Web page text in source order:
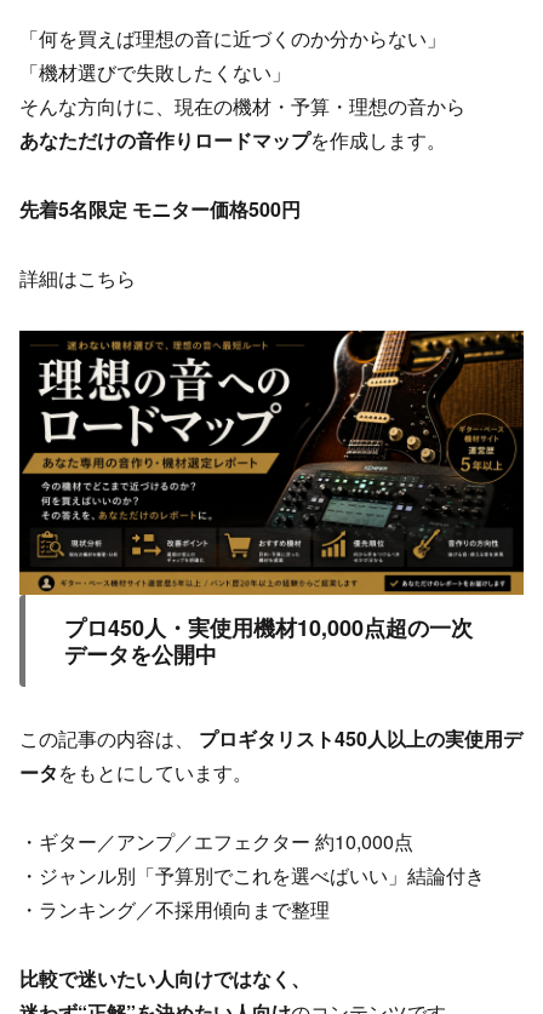
「何を買えば理想の音に近づくのか分からない」
「機材選びで失敗したくない」
そんな方向けに、現在の機材・予算・理想の音から
あなただけの音作りロードマップを作成します。
先着5名限定 モニター価格500円
詳細はこちら
プロ450人・実使用機材10,000点超の一次
データを公開中
この記事の内容は、 プロギタリスト450人以上の実使用デ
ータをもとにしています。
・ギター／アンプ／エフェクター 約10,000点
・ジャンル別「予算別でこれを選べばいい」結論付き
・ランキング／不採用傾向まで整理
比較で迷いたい人向けではなく、